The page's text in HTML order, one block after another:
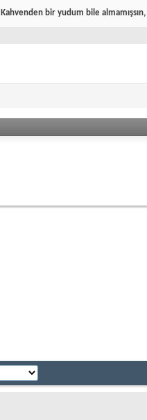
Kahvenden bir yudum bile